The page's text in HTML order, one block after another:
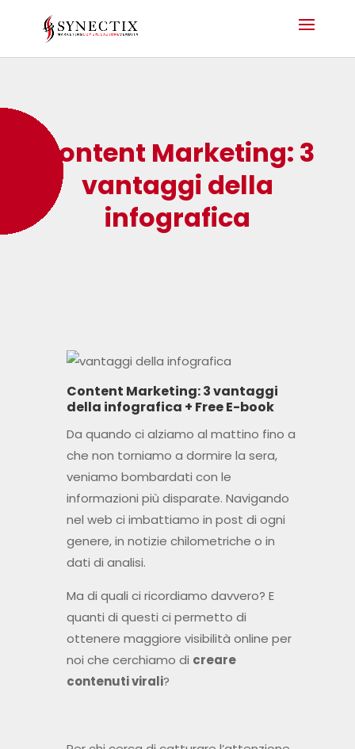
Content Marketing: 3
vantaggi della
infografica
Content Marketing: 3 vantaggi
della infografica + Free E-book
Da quando ci alziamo al mattino fino a
che non torniamo a dormire la sera,
veniamo bombardati con le
informazioni più disparate. Navigando
nel web ci imbattiamo in post di ogni
genere, in notizie chilometriche o in
dati di analisi.
Ma di quali ci ricordiamo davvero? E
quanti di questi ci permetto di
ottenere maggiore visibilità online per
noi che cerchiamo di creare
contenuti virali?